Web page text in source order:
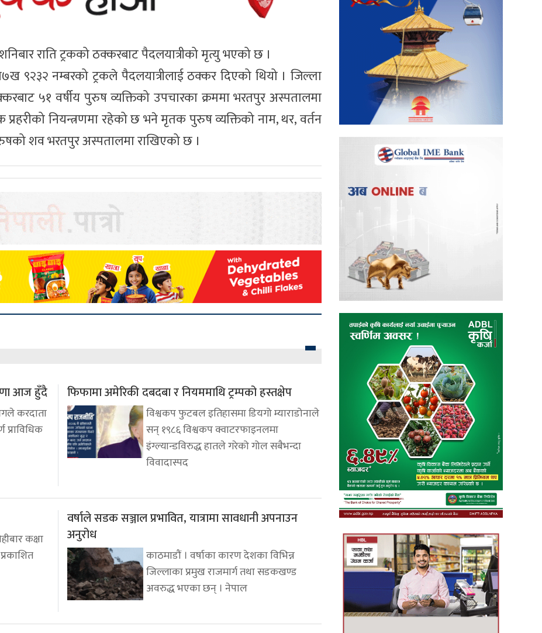
राति ट्रकको ठक्करबाट पैदलयात्रीको मृत्यु भएको छ ।
९२३२ नम्बरको ट्रकले पैदलयात्रीलाई ठक्कर दिएको थियो । जिल्ला
५१ वर्षीय पुरुष व्यक्तिको उपचारका क्रममा भरतपुर अस्पतालमा
प्रहरीको नियन्त्रणमा रहेको छ भने मृतक पुरुष व्यक्तिको नाम, थर, वर्तन
शव भरतपुर अस्पतालमा राखिएको छ ।
आज हुँदै
करदाता
प्राविधिक
फिफामा अमेरिकी दबदबा र नियममाथि ट्रम्पको हस्तक्षेप
विश्वकप फुटबल इतिहासमा डियगो म्याराडोनाले
सन् १९८६ विश्वकप क्वाटरफाइनलमा
इंग्ल्यान्डविरुद्ध हातले गरेको गोल सबैभन्दा
विवादास्पद
कक्षा
वर्षाले सडक सञ्जाल प्रभावित, यात्रामा सावधानी अपनाउन
अनुरोध
काठमाडौं । वर्षाका कारण देशका विभिन्न
जिल्लाका प्रमुख राजमार्ग तथा सडकखण्ड
अवरुद्ध भएका छन् । नेपाल